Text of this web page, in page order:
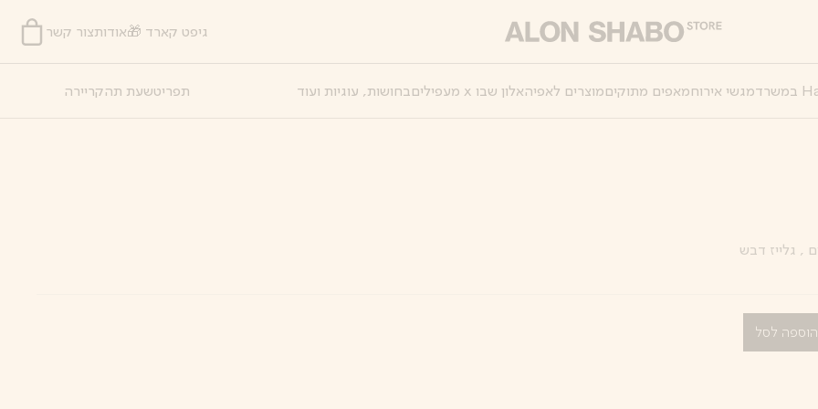
גיפט קארד 🎁אודותצור קשר
מגשי אירוחמאפים מתוקיםמוצרים לאפיהאלון שבו x מעפילים בחושות, עוגיות ועוד תפריטשעת תהקריירה
, גלייז דבש
הוספה לסל